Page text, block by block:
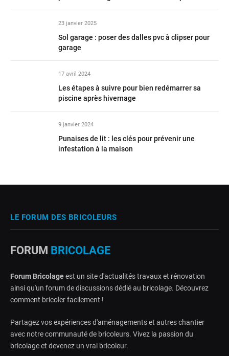
23 janvier 2025
Sol garage : poser des dalles pvc à clipser pour
garage
17 avril 2024
Les étapes à suivre pour bien redémarrer sa
piscine après hivernage
9 janvier 2024
Punaises de lit : les clés pour prévenir une
infestation à la maison
LE FORUM DES BRICOLEURS
FORUM BRICOLAGE
Forum Bricolageest un site d'actualités travaux et rénovation
ainsi qu'un forum de discussions dédié au bricolage. Découvrez
comment bricoler facilement !
Partagez vos expériences d'aménagements et autres chantier
avec notre communauté de bricoleurs. Vivez la passion du
bricolage et devenez un vrai bricoleur.